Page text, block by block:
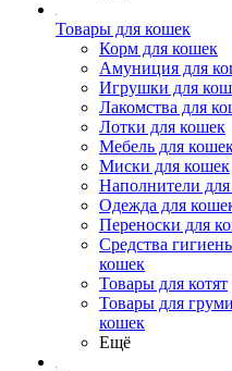
Товары для кошек
Корм для кошек
Амуниция для
Игрушки для
Лакомства для
Лотки для кошек
Мебель для
Миски для кошек
Наполнители для
Одежда для
Переноски для
Средства
кошек
Товары для котят
Товары для
кошек
Ещё